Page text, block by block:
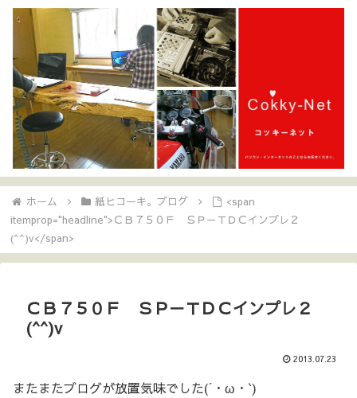
ホーム 紙ヒコーキ。ブログ
<span
itemprop="headline">ＣＢ７５０Ｆ ＳＰ－ＴＤＣインプレ２
(^^)v</span>
ＣＢ７５０Ｆ ＳＰ－ＴＤＣインプレ２
(^^)v
2013.07.23
またまたブログが放置気味でした(´・ω・`)